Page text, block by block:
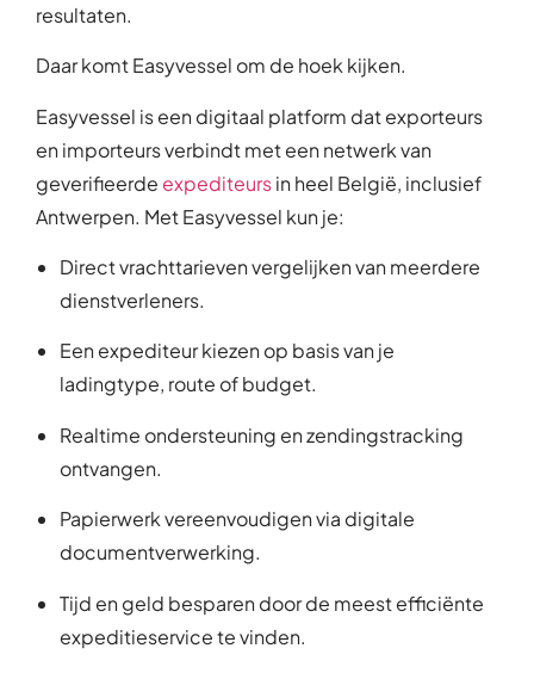
resultaten.
Daar komt Easyvessel om de hoek kijken.
Easyvessel is een digitaal platform dat exporteurs
en importeurs verbindt met een netwerk van
geverifieerde expediteursin heel België, inclusief
Antwerpen. Met Easyvessel kun je:
Direct vrachttarieven vergelijken van meerdere
dienstverleners.
Een expediteur kiezen op basis van je
ladingtype, route of budget.
Realtime ondersteuning en zendingstracking
ontvangen.
Papierwerk vereenvoudigen via digitale
documentverwerking.
Tijd en geld besparen door de meest efficiënte
expeditieservice te vinden.